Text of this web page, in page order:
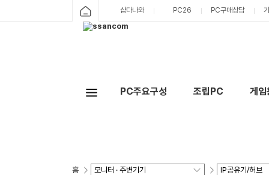
샵다나와 PC26 PC구매상담
PC주요구성 조립PC 게
홈